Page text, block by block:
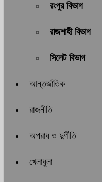
রংপুর বিভাগ
রাজশাহী বিভাগ
সিলেট বিভাগ
আন্তর্জাতিক
রাজনীতি
অপরাধ ও দুর্ণীতি
খেলাধুলা